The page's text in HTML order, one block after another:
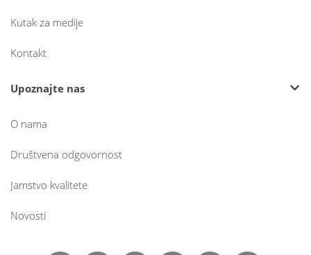
Kutak za medije
Kontakt
Upoznajte nas
O nama
Društvena odgovornost
Jamstvo kvalitete
Novosti